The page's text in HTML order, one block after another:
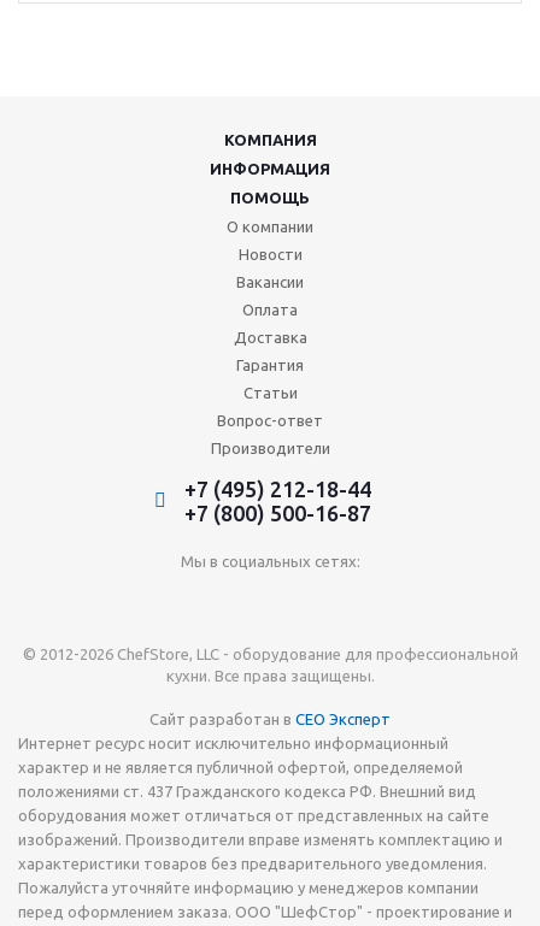
КОМПАНИЯ
ИНФОРМАЦИЯ
ПОМОЩЬ
О компании
Новости
Вакансии
Оплата
Доставка
Гарантия
Статьи
Вопрос-ответ
Производители
+7 (495) 212-18-44
+7 (800) 500-16-87
Мы в социальных сетях:
© 2012-2026 ChefStore, LLC - оборудование для профессиональной
кухни. Все права защищены.
Сайт разработан в СЕО Эксперт
Интернет ресурс носит исключительно информационный
характер и не является публичной офертой, определяемой
положениями ст. 437 Гражданского кодекса РФ. Внешний вид
оборудования может отличаться от представленных на сайте
изображений. Производители вправе изменять комплектацию и
характеристики товаров без предварительного уведомления.
Пожалуйста уточняйте информацию у менеджеров компании
перед оформлением заказа. ООО "ШефСтор" - проектирование и